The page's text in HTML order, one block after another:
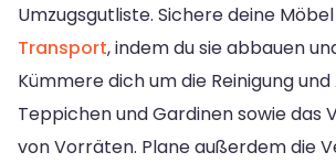
Umzugsgutliste. Sichere deine
Transport, indem du sie abbauen
Kümmere dich um die Reinigung
Teppichen und Gardinen sowie das
von Vorräten. Plane außerdem die